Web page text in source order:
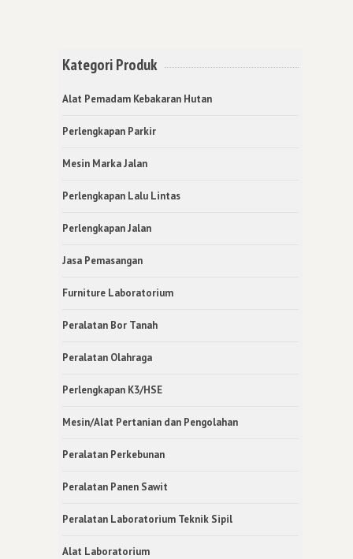
Kategori Produk
Alat Pemadam Kebakaran Hutan
Perlengkapan Parkir
Mesin Marka Jalan
Perlengkapan Lalu Lintas
Perlengkapan Jalan
Jasa Pemasangan
Furniture Laboratorium
Peralatan Bor Tanah
Peralatan Olahraga
Perlengkapan K3/HSE
Mesin/Alat Pertanian dan Pengolahan
Peralatan Perkebunan
Peralatan Panen Sawit
Peralatan Laboratorium Teknik Sipil
Alat Laboratorium